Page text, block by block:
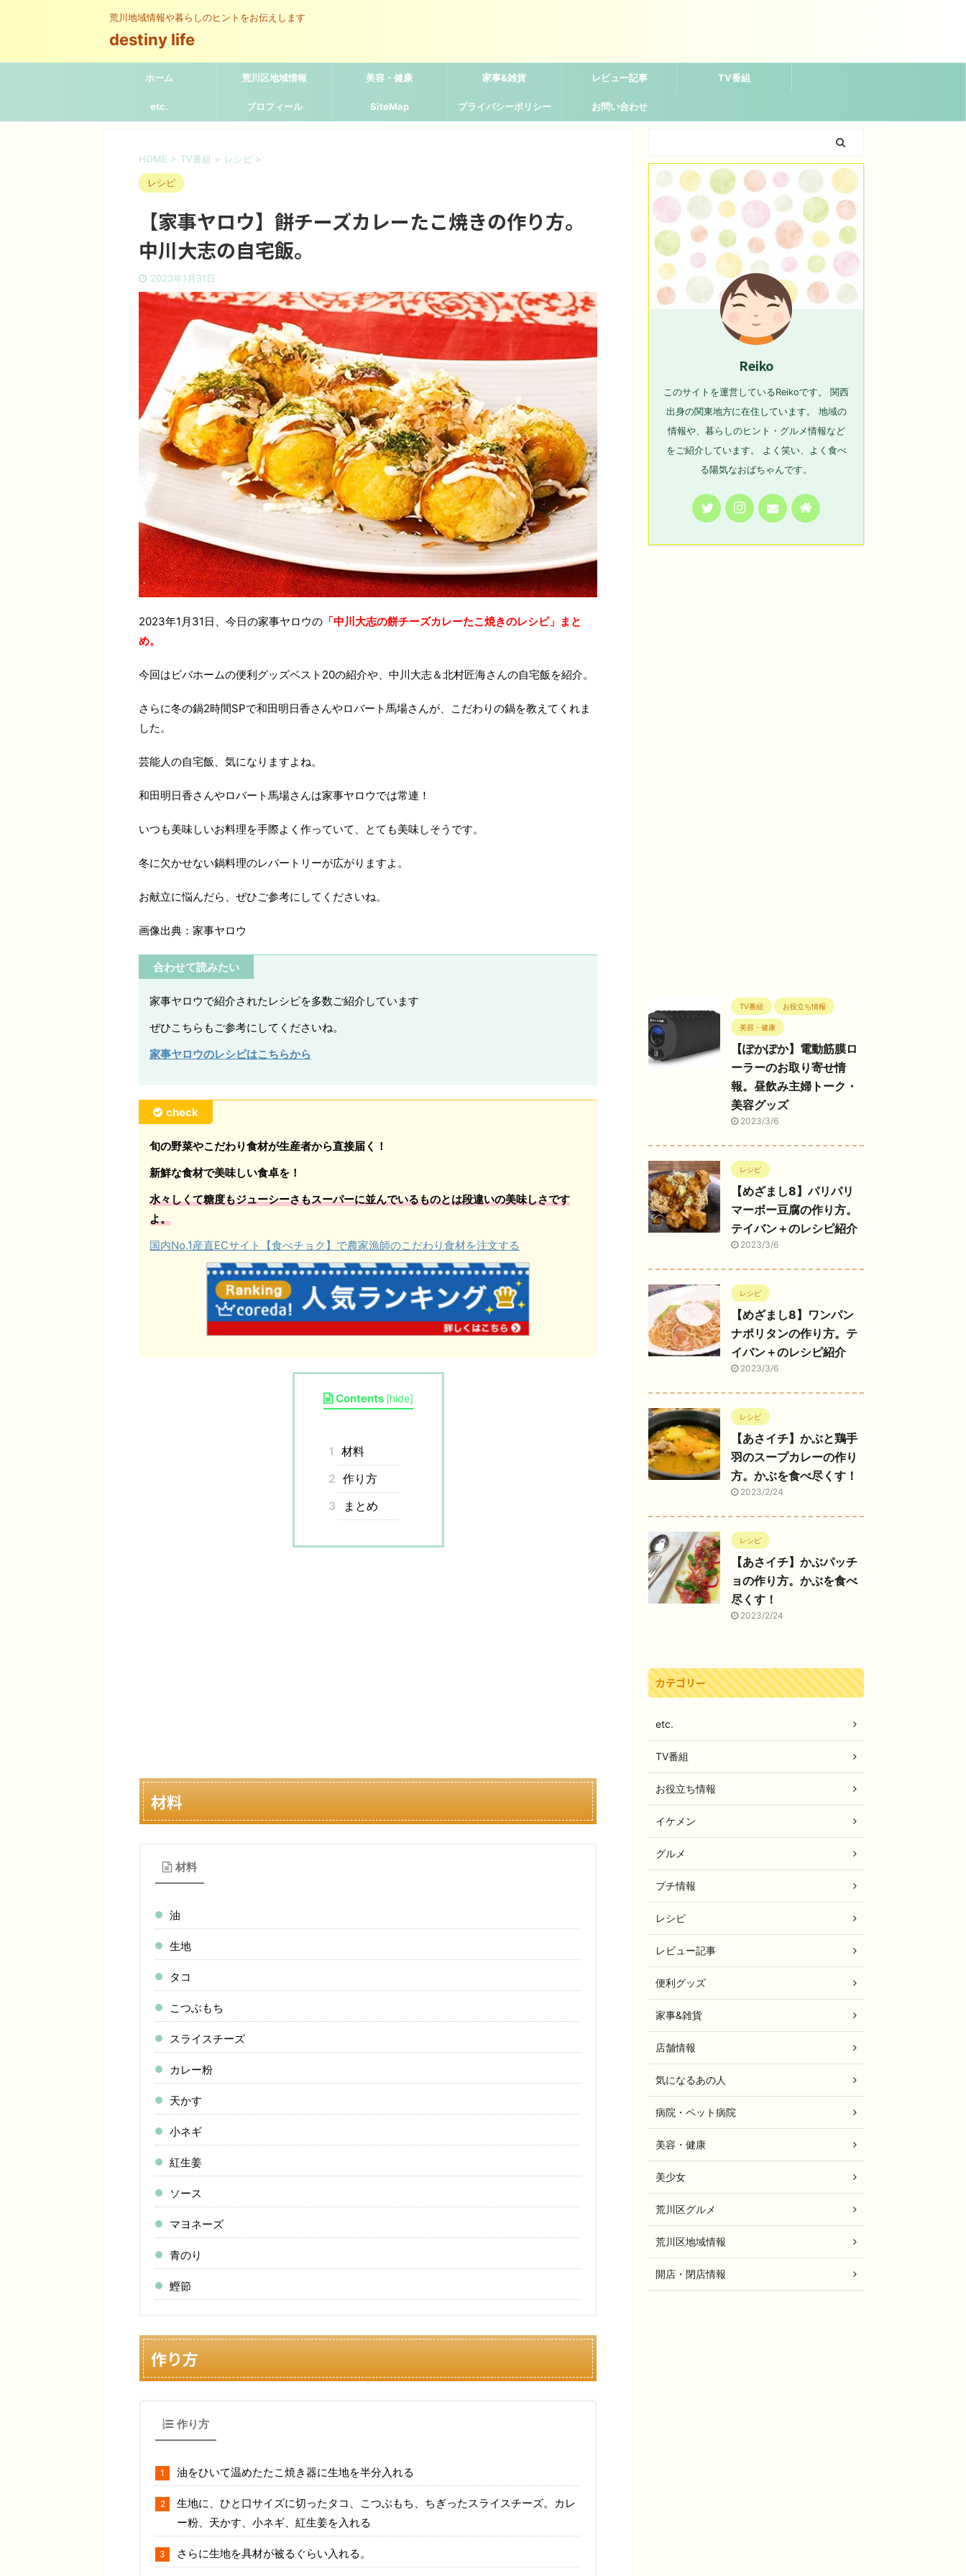
荒川地域情報や暮らしのヒントをお伝えします
destiny life
ホーム 荒川区地域情報 美容・健康 家事&雑貨 レビュー記事 TV番組
etc. プロフィール SiteMap プライバシーポリシー お問い合わせ
HOME > TV番組 > レシピ >
レシピ
【家事ヤロウ】餅チーズカレーたこ焼きの作り方。
中川大志の自宅飯。
2023年1月31日
2023年1月31日、今日の家事ヤロウの 「中川大志の餅チーズカレーたこ焼きのレシピ」 まと
め。
今回はビバホームの便利グッズベスト20の紹介や、中川大志＆北村匠海さんの自宅飯を紹介。
さらに冬の鍋2時間SPで和田明日香さんやロバート馬場さんが、こだわりの鍋を教えてくれま
した。
芸能人の自宅飯、気になりますよね。
和田明日香さんやロバート馬場さんは家事ヤロウでは常連！
いつも美味しいお料理を手際よく作っていて、とても美味しそうです。
冬に欠かせない鍋料理のレパートリーが広がりますよ。
お献立に悩んだら、ぜひご参考にしてくださいね。
画像出典：家事ヤロウ
合わせて読みたい
家事ヤロウで紹介されたレシピを多数ご紹介しています
ぜひこちらもご参考にしてくださいね。
家事ヤロウのレシピはこちらから
check
旬の野菜やこだわり食材が生産者から直接届く！
新鮮な食材で美味しい食卓を！
水々しくて糖度もジューシーさもスーパーに並んでいるものとは段違いの美味しさです
よ。
国内No.1産直ECサイト【食べチョク】で農家漁師のこだわり食材を注文する
Contents [hide]
1 材料
2 作り方
3
まとめ
材料
材料
油
生地
タコ
こつぶもち
スライスチーズ
カレー粉
天かす
小ネギ
紅生姜
ソース
マヨネーズ
青のり
鰹節
作り方
作り方
油をひいて温めたたこ焼き器に生地を半分入れる
生地に、ひと口サイズに切ったタコ、こつぶもち、ちぎったスライスチーズ。カレ
ー粉、天かす、小ネギ、紅生姜を入れる
さらに生地を具材が被るぐらい入れる。
Reiko
このサイトを運営しているReikoです。 関西
出身の関東地方に在住しています。 地域の
情報や、暮らしのヒント・グルメ情報など
をご紹介しています。 よく笑い、よく食べ
る陽気なおばちゃんです。
TV番組 お役立ち情報
美容・健康
【ぽかぽか】電動筋膜ロ
ーラーのお取り寄せ情
報。昼飲み主婦トーク・
美容グッズ
2023/3/6
レシピ
【めざまし8】パリパリ
マーボー豆腐の作り方。
テイバン＋のレシピ紹介
2023/3/6
レシピ
【めざまし8】ワンパン
ナポリタンの作り方。テ
イバン＋のレシピ紹介
2023/3/6
レシピ
【あさイチ】かぶと鶏手
羽のスープカレーの作り
方。かぶを食べ尽くす！
2023/2/24
レシピ
【あさイチ】かぶパッチ
ョの作り方。かぶを食べ
尽くす！
2023/2/24
カテゴリー
etc.
TV番組
お役立ち情報
イケメン
グルメ
プチ情報
レシピ
レビュー記事
便利グッズ
家事&雑貨
店舗情報
気になるあの人
病院・ペット病院
美容・健康
美少女
荒川区グルメ
荒川区地域情報
開店・閉店情報